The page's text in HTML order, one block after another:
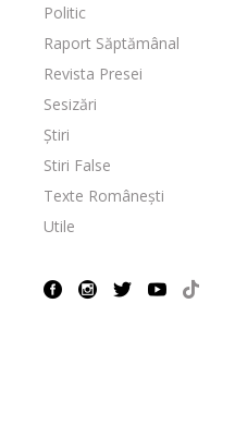
Politic
Raport Săptămânal
Revista Presei
Sesizări
Știri
Stiri False
Texte Românești
Utile